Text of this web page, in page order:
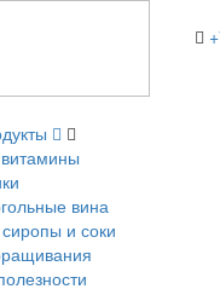
вина
и соки